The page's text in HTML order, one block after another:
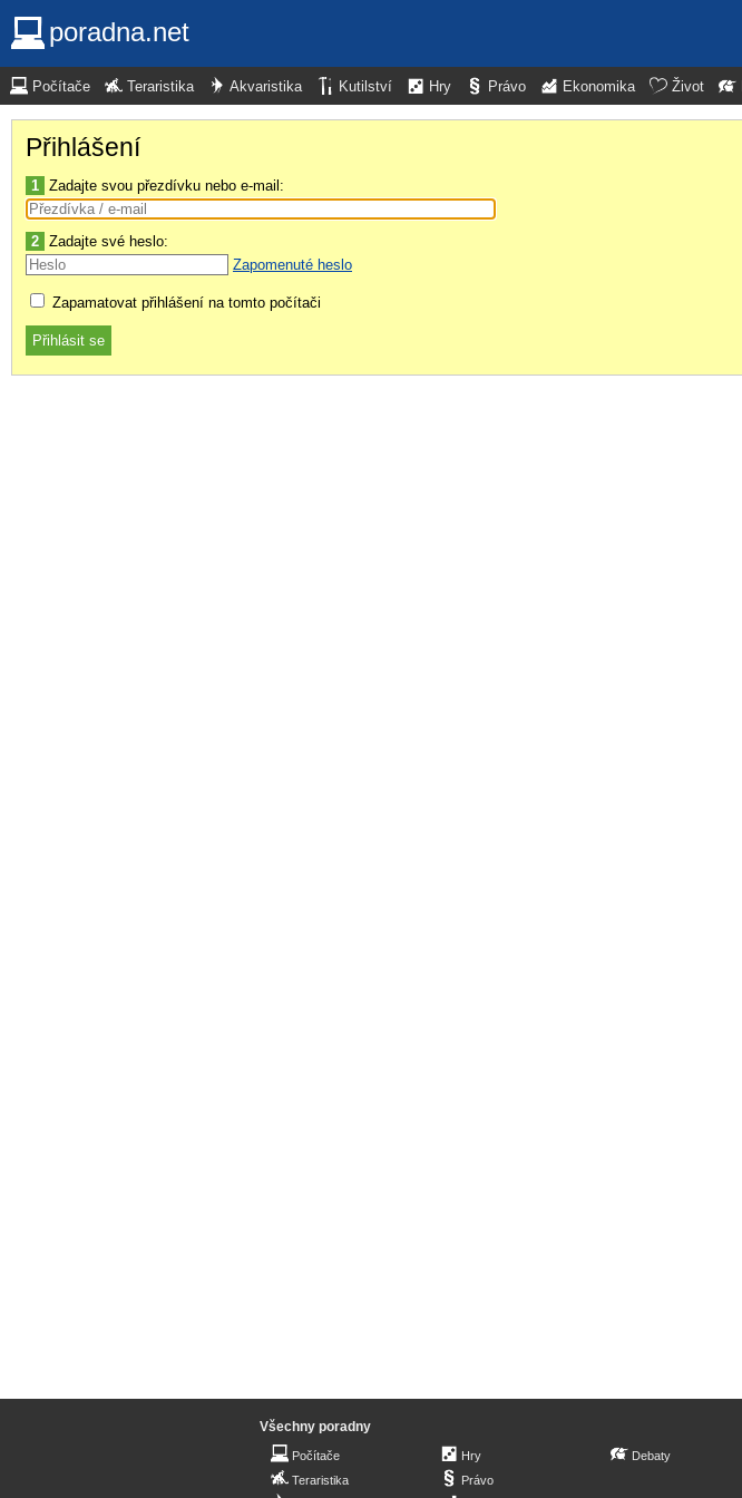
poradna.net
Počítače Teraristika Akvaristika Kutilství Hry Právo Ekonomika Život
Přihlášení
1 Zadajte svou přezdívku nebo e-mail:
2 Zadajte své heslo:
Zapomenuté heslo
Zapamatovat přihlášení na tomto počítači
Všechny poradny
Počítače
Teraristika
Hry
Právo
Debaty